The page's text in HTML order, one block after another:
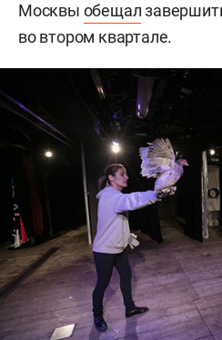
Москвы обещал
во втором квартале.